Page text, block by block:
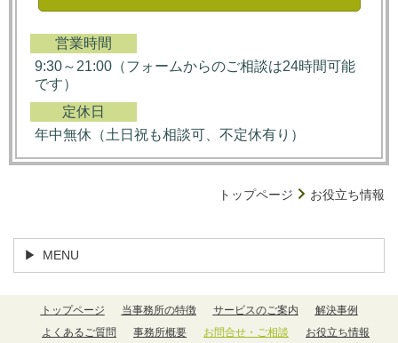
営業時間
9:30～21:00（フォームからのご相談は24時間可能
です）
定休日
年中無休（土日祝も相談可、不定休有り）
トップページ お役立ち情報
MENU
トップページ 当事務所の特徴 サービスのご案内
解決事例
よくあるご質問
事務所概要 お問合せ・ご相談 お役立ち情報